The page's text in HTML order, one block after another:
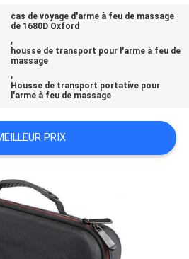
cas de voyage d'arme à feu de massage
de 1680D Oxford
,
housse de transport pour l'arme à feu de
massage
,
Housse de transport portative pour
l'arme à feu de massage
PRIX